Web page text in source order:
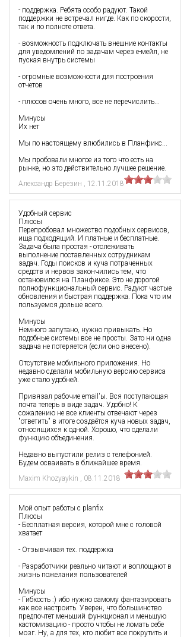
Александр Берёзин , 12.11.2018
- поддержка. Ребята особо радуют. Такой
поддержки не встречал нигде. Как по скорости,
так и по полноте ответа.
- возможность подключать внешние контакты
для уведомлений по задачам через е-мейл, не
пуская внутрь системы
- огромные возможности для построения
отчетов
- плюсов очень много, все не перечислить...
Минусы
Их нет
Мы по настоящему влюбились в Планфикс...
Мы пробовали многое из того что есть на
рынке, но это действительно лучшее решение.
Maxim Khozyaykin , 08.11.2018
Удобный сервис
Плюсы
Перепробовал множество подобных сервисов,
ища подходящий. И платные и бесплатные.
Задача была простая - отслеживать
выполнение поставленных сотрудникам
задач. Годы поисков и куча потраченных
средств и нервов закончились тем, что
остановился на Планфиксе. Это не дорогой
полнофункциональный сервис. Радуют частые
обновления и быстрая поддержка. Пока что им
пользуемся дольше всего.
Минусы
Немного запутано, нужно привыкать. Но
подобные системы все не просты. Зато ни одна
задача не потеряется (если оно внесено).
Отсутствие мобильного приложения. Но
недавно сделали мобильную версию сервиса
уже стало удобней.
Привязал рабочие email'ы. Вся поступающая
почта теперь в виде задач. Удобно! К
сожалению не все клиенты отвечают через
"ответить" в итоге создаётся куча новых задач,
относящихся к одной. Хорошо, что сделали
функцию объединения.
Недавно выпустили релиз с телефонией.
Будем осваивать в ближайшее время.
Мой опыт работы с planfix
Плюсы
- Бесплатная версия, которой мне с головой
хватает
- Отзывчивая тех. поддержка
- Разработчики реально читают и воплощают в
жизнь пожелания пользователей
Минусы
- Гибкость :) ибо нужно самому фантазировать
как все настроить. Уверен, что большинство
предпочтет меньший функционал и меньшую
кастомизацию - просто чтобы не ломать себе
мозг. Ну, а для тех, кто любит все покрутить и